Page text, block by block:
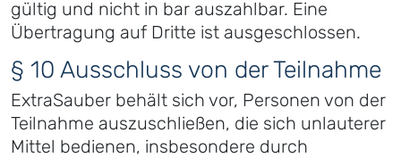
gültig und nicht in bar auszahlbar. Eine
Übertragung auf Dritte ist ausgeschlossen.
§ 10 Ausschluss von der Teilnahme
ExtraSauber behält sich vor, Personen von der
Teilnahme auszuschließen, die sich unlauterer
Mittel bedienen, insbesondere durch